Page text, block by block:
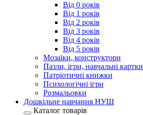
Від 0 років
Від 1 років
Від 2 років
Від 3 років
Від 4 років
Від 5 років
Мозаїки, конструктори
Пазли, ігри, навчальні картки
Патріотичні книжки
Психологічні ігри
Розмальовки
Дошкільне навчання НУШ
Каталог товарів